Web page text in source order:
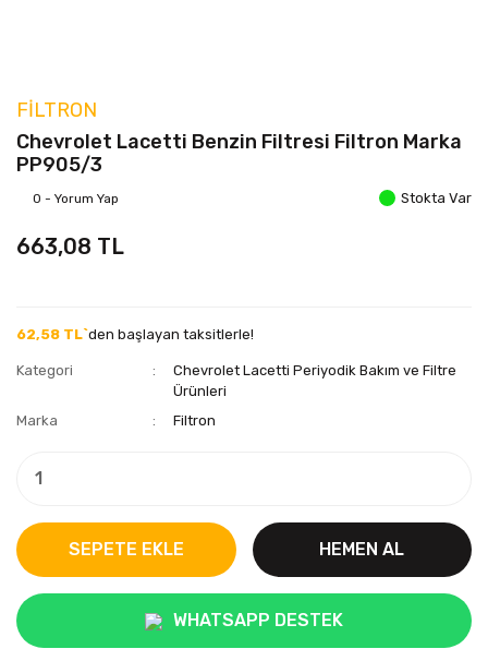
FILTRON
Chevrolet Lacetti Benzin Filtresi Filtron Marka
PP905/3
0 - Yorum Yap Stokta Var
663,08 TL
62,58 TL`den başlayan taksitlerle!
Kategori
Chevrolet Lacetti Periyodik Bakım ve Filtre
Ürünleri
Marka
Filtron
SEPETE EKLE HEMEN AL
WHATSAPP DESTEK